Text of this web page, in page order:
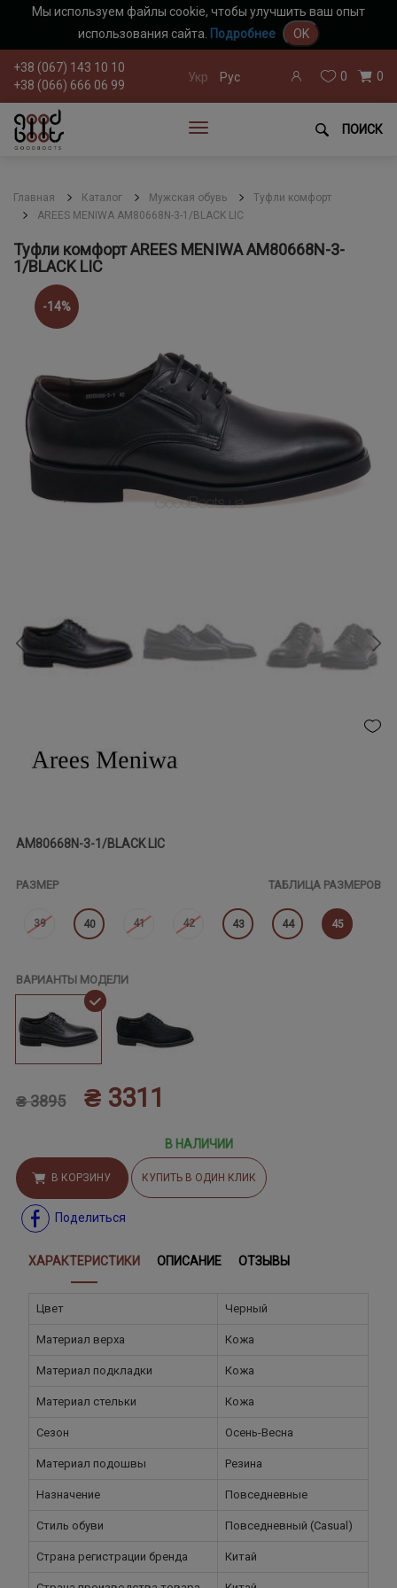
Мы используем файлы cookie, чтобы улучшить ваш опыт
использования сайта. Подробнее OK
+38 (067) 143 10 10
+38 (066) 666 06 99
Укр Рус 0 0
ПОИСК
Главная Каталог Мужская обувь
Туфли комфорт
AREES MENIWA AM80668N-3-1/BLACK LIC
Туфли комфорт AREES MENIWA AM80668N-3-
1/BLACK LIC
-14%
AM80668N-3-1/BLACK LIC
РАЗМЕР ТАБЛИЦА РАЗМЕРОВ
39 40 41 42 43 44 45
ВАРИАНТЫ МОДЕЛИ
₴ 3895 ₴ 3311
В НАЛИЧИИ
В КОРЗИНУ КУПИТЬ В ОДИН КЛИК
Поделиться
ХАРАКТЕРИСТИКИ ОПИСАНИЕ ОТЗЫВЫ
Цвет Черный
Материал верха Кожа
Материал подкладки Кожа
Материал стельки Кожа
Сезон Осень-Весна
Материал подошвы Резина
Назначение Повседневные
Стиль обуви Повседневный (Casual)
Страна регистрации бренда Китай